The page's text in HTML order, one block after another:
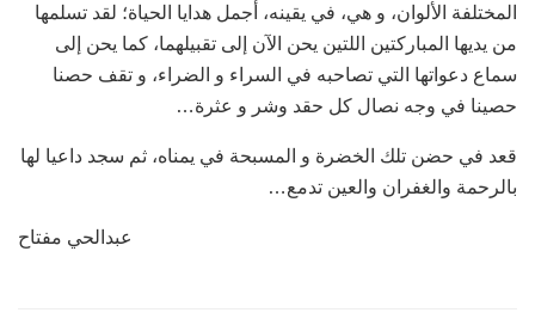
المختلفة الألوان، و هي، في يقينه، أجمل هدايا الحياة؛ لقد تسلمها
من يديها المباركتين اللتين يحن الآن إلى تقبيلهما، كما يحن إلى
سماع دعواتها التي تصاحبه في السراء و الضراء، و تقف حصنا
حصينا في وجه نصال كل حقد وشر و عثرة…
قعد في حضن تلك الخضرة و المسبحة في يمناه، ثم سجد داعيا لها
بالرحمة والغفران والعين تدمع…
عبدالحي مفتاح